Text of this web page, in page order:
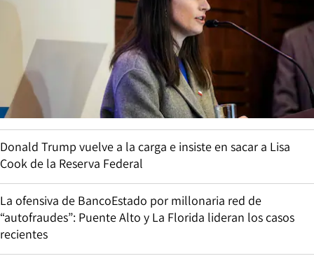
Donald Trump vuelve a la carga e insiste en sacar a Lisa
Cook de la Reserva Federal
La ofensiva de BancoEstado por millonaria red de
“autofraudes”: Puente Alto y La Florida lideran los casos
recientes